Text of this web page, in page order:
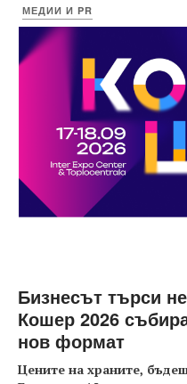
МЕДИИ И PR
Бизнесът търси
Кошер 2026
нов формат
Цените на храните,